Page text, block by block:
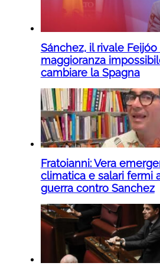
Sánchez, il rivale
maggioranza
cambiare la Spagna
Fratoianni: Vera
climatica e salari fermi
guerra contro Sanchez